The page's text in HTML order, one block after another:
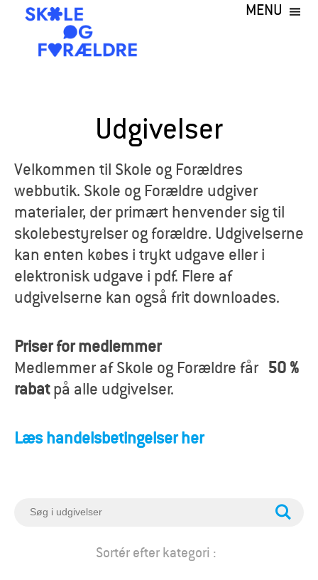
hovedindhold
l
e
o
g
F
r
æ
d
e
MENU
Udgivelser
Velkommen til Skole og Forældres
webbutik. Skole og Forældre udgiver
materialer, der primært henvender sig til
skolebestyrelser og forældre. Udgivelserne
kan enten købes i trykt udgave eller i
elektronisk udgave i pdf. Flere af
udgivelserne kan også frit downloades.
Priser for medlemmer
Medlemmer af Skole og Forældre får 50 %
rabatpå alle udgivelser.
Læs handelsbetingelser her
S
Sortér efter kategori :